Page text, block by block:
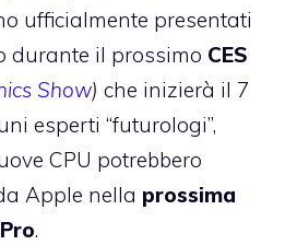
ufficialmente presentati
durante il prossimo CES
Show) che inizierà il 7
esperti “futurologi”,
CPU potrebbero
Apple nella prossima
.